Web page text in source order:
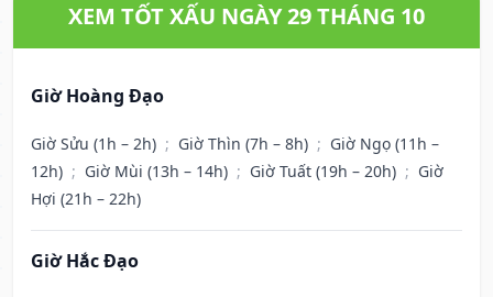
XEM TỐT XẤU NGÀY 29 THÁNG 10
Giờ Hoàng Đạo
Giờ Sửu (1h – 2h) ; Giờ Thìn (7h – 8h) ; Giờ Ngọ (11h –
12h) ; Giờ Mùi (13h – 14h) ; Giờ Tuất (19h – 20h) ; Giờ
Hợi (21h – 22h)
Giờ Hắc Đạo